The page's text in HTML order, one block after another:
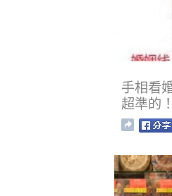
手相看
超準的！